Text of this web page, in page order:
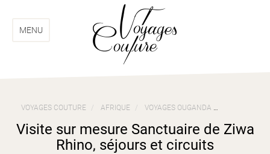
menu
contenuMENU
VOYAGES COUTURE AFRIQUE VOYAGES OUGANDA
Visite sur mesure Sanctuaire de Ziwa
Rhino, séjours et circuits